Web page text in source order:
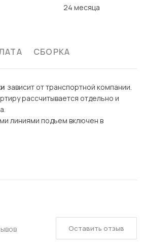
24 месяца
СБОРКА
зависит от транспортной компании.
рассчитывается отдельно и
линиями подъем включен в
Оставить отзыв